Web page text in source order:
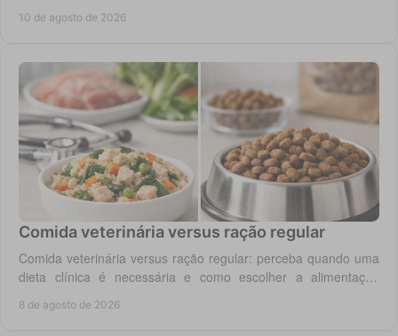
10 de agosto de 2026
Comida veterinária versus ração regular
Comida veterinária versus ração regular: perceba quando uma
dieta clínica é necessária e como escolher a alimentação
8 de agosto de 2026